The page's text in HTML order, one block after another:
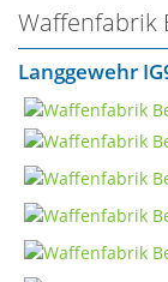
Waffenfabrik
Langgewehr